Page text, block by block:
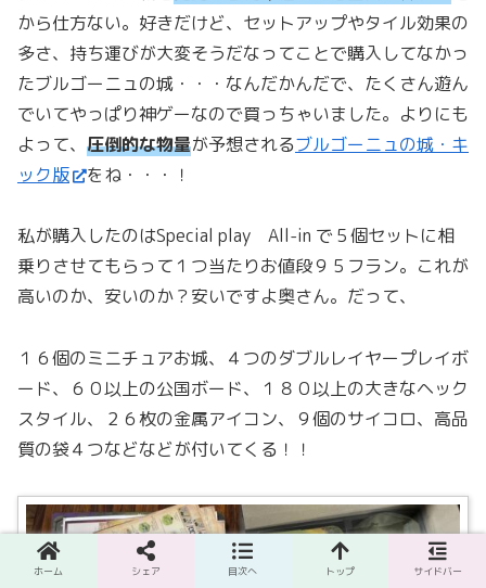
から仕方ない。好きだけど、セットアップやタイル効果の
多さ、持ち運びが大変そうだなってことで購入してなかっ
たブルゴーニュの城・・・なんだかんだで、たくさん遊ん
でいてやっぱり神ゲーなので買っちゃいました。よりにも
よって、 圧倒的な物量が予想されるブルゴーニュの城・キ
ック版
をね・・・！
私が購入したのはSpecial play All-in で５個セットに相
乗りさせてもらって１つ当たりお値段９５フラン。これが
高いのか、安いのか？安いですよ奥さん。だって、
１６個のミニチュアお城、４つのダブルレイヤープレイボ
ード、６０以上の公国ボード、１８０以上の大きなヘック
スタイル、２６枚の金属アイコン、９個のサイコロ、高品
質の袋４つなどなどが付いてくる！！
ホーム シェア 目次へ トップ サイドバー